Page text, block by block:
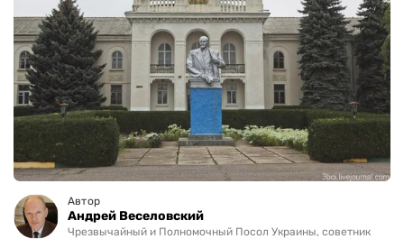
Автор
Андрей Веселовский
Чрезвычайный и Полномочный Посол Украины, советник